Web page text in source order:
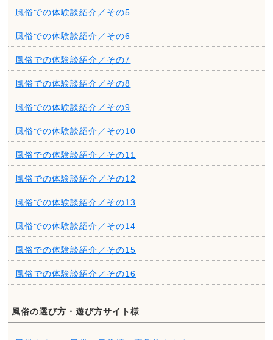
風俗での体験談紹介／その5
風俗での体験談紹介／その6
風俗での体験談紹介／その7
風俗での体験談紹介／その8
風俗での体験談紹介／その9
風俗での体験談紹介／その10
風俗での体験談紹介／その11
風俗での体験談紹介／その12
風俗での体験談紹介／その13
風俗での体験談紹介／その14
風俗での体験談紹介／その15
風俗での体験談紹介／その16
風俗の選び方・遊び方サイト様